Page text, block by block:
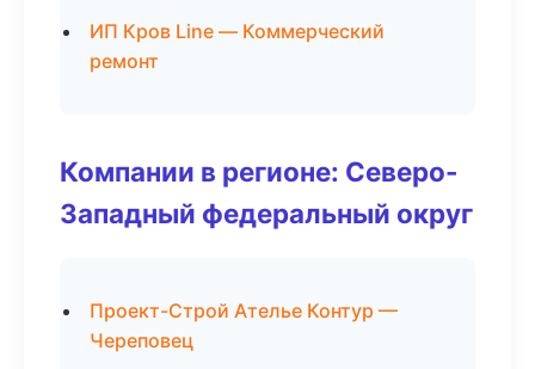
ИП Кров Line — Коммерческий
ремонт
Компании в регионе: Северо-
Западный федеральный округ
Проект-Строй Ателье Контур —
Череповец